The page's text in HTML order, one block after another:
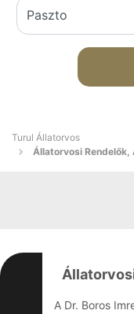
Turul Állatorvos
Állatorvosi
A Dr. Boros